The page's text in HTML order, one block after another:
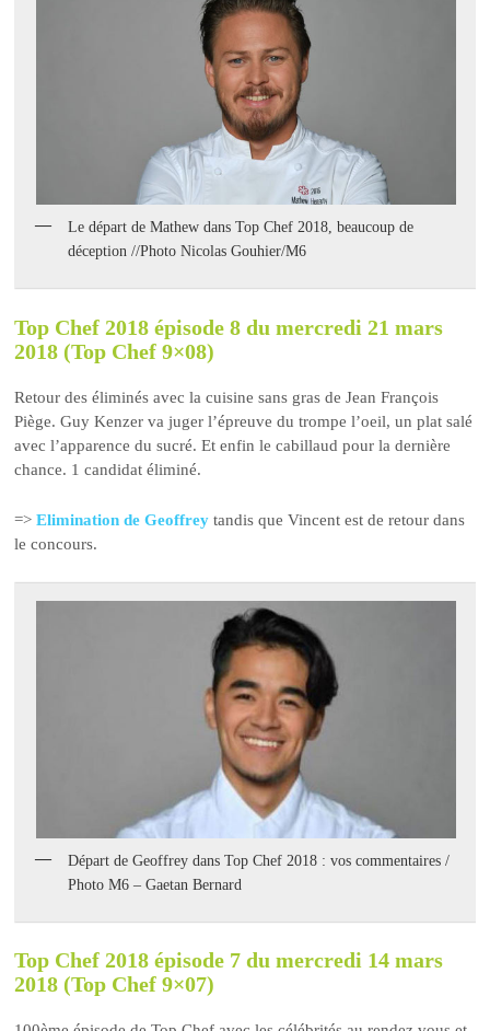
Le départ de Mathew dans Top Chef 2018, beaucoup de
déception //Photo Nicolas Gouhier/M6
Top Chef 2018 épisode 8 du mercredi 21 mars
2018 (Top Chef 9×08)
Retour des éliminés avec la cuisine sans gras de Jean François
Piège. Guy Kenzer va juger l’épreuve du trompe l’oeil, un plat salé
avec l’apparence du sucré. Et enfin le cabillaud pour la dernière
chance. 1 candidat éliminé.
=>Elimination de Geoffrey tandis que Vincent est de retour dans
le concours.
Départ de Geoffrey dans Top Chef 2018 : vos commentaires /
Photo M6 – Gaetan Bernard
Top Chef 2018 épisode 7 du mercredi 14 mars
2018 (Top Chef 9×07)